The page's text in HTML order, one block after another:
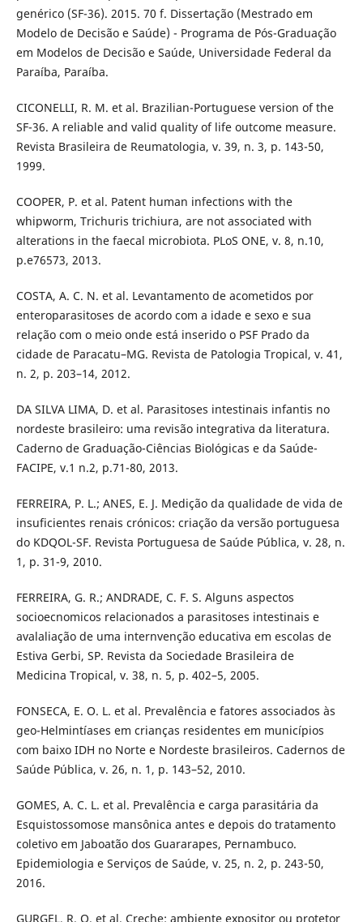
genérico (SF-36). 2015. 70 f. Dissertação (Mestrado em
Modelo de Decisão e Saúde) - Programa de Pós-Graduação
em Modelos de Decisão e Saúde, Universidade Federal da
Paraíba, Paraíba.
CICONELLI, R. M. et al. Brazilian-Portuguese version of the
SF-36. A reliable and valid quality of life outcome measure.
Revista Brasileira de Reumatologia, v. 39, n. 3, p. 143-50,
1999.
COOPER, P. et al. Patent human infections with the
whipworm, Trichuris trichiura, are not associated with
alterations in the faecal microbiota. PLoS ONE, v. 8, n.10,
p.e76573, 2013.
COSTA, A. C. N. et al. Levantamento de acometidos por
enteroparasitoses de acordo com a idade e sexo e sua
relação com o meio onde está inserido o PSF Prado da
cidade de Paracatu–MG. Revista de Patologia Tropical, v. 41,
n. 2, p. 203–14, 2012.
DA SILVA LIMA, D. et al. Parasitoses intestinais infantis no
nordeste brasileiro: uma revisão integrativa da literatura.
Caderno de Graduação-Ciências Biológicas e da Saúde-
FACIPE, v.1 n.2, p.71-80, 2013.
FERREIRA, P. L.; ANES, E. J. Medição da qualidade de vida de
insuficientes renais crónicos: criação da versão portuguesa
do KDQOL-SF. Revista Portuguesa de Saúde Pública, v. 28, n.
1, p. 31-9, 2010.
FERREIRA, G. R.; ANDRADE, C. F. S. Alguns aspectos
socioecnomicos relacionados a parasitoses intestinais e
avalaliação de uma internvenção educativa em escolas de
Estiva Gerbi, SP. Revista da Sociedade Brasileira de
Medicina Tropical, v. 38, n. 5, p. 402–5, 2005.
FONSECA, E. O. L. et al. Prevalência e fatores associados às
geo-Helmintíases em crianças residentes em municípios
com baixo IDH no Norte e Nordeste brasileiros. Cadernos de
Saúde Pública, v. 26, n. 1, p. 143–52, 2010.
GOMES, A. C. L. et al. Prevalência e carga parasitária da
Esquistossomose mansônica antes e depois do tratamento
coletivo em Jaboatão dos Guararapes, Pernambuco.
Epidemiologia e Serviços de Saúde, v. 25, n. 2, p. 243-50,
2016.
GURGEL, R. Q. et al. Creche: ambiente expositor ou protetor